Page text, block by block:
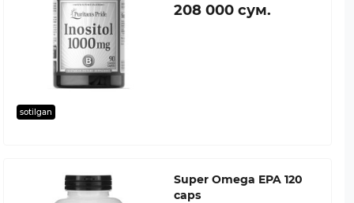
sotilgan
208 000 сум.
Super Omega EPA 120
caps